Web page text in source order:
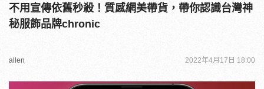
不用宣傳依舊秒殺！質感網美帶貨，帶你認識台灣神
秘服飾品牌chronic
allen 2022年4月17日 18:00